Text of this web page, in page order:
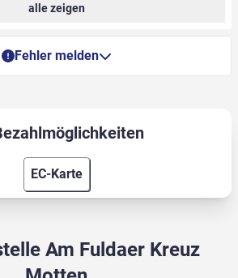
alle zeigen
Fehler melden
EC-Karte
Am Fuldaer Kreuz